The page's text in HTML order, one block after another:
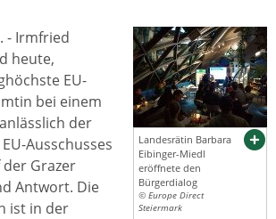
Landesrätin Barbara
Eibinger-Miedl
eröffnete den
Bürgerdialog
© Europe Direct
Steiermark
- Irmfried
heute,
EU-
bei einem
der
Ausschusses
Grazer
Antwort. Die
ist in der